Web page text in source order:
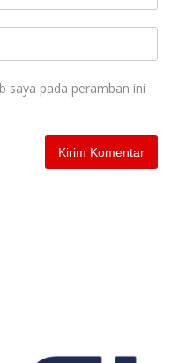
saya pada peramban ini